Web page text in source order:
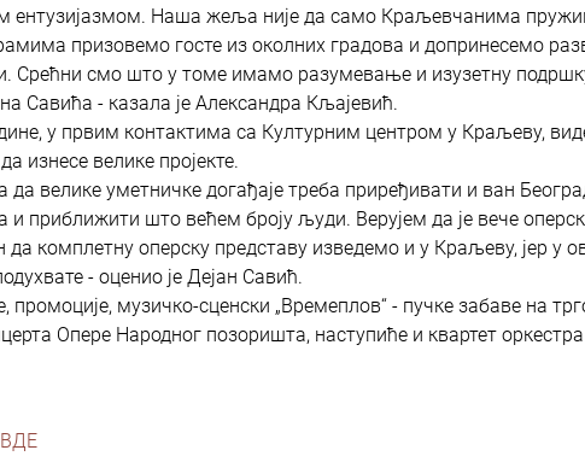
ентузијазмом. Наша жеља није да само Краљевчанима
призовемо госте из околних градова и допринесемо
Срећни смо што у томе имамо разумевање и изузетну
Савића - казала је Александра Кљајевић.
у првим контактима са Културним центром у Краљеву,
изнесе велике пројекте.
велике уметничке догађаје треба приређивати и ван
и приближити што већем броју људи. Верујем да је вече
комплетну оперску представу изведемо и у Краљеву, јер у
- оценио је Дејан Савић.
музичко-сценски „Времеплов“ - пучке забаве на
Опере Народног позоришта, наступиће и квартет